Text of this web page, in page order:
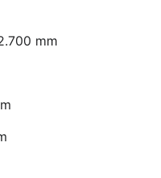
mm